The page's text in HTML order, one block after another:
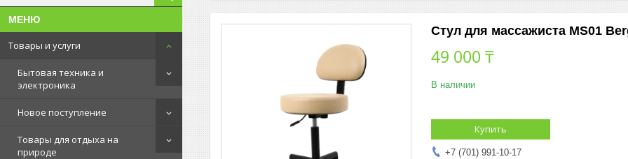
Товары и услуги
Бытовая техника и
электроника
Новое поступление
Товары для отдыха на
природе
Стул для массажиста MS01
49 000 ₸
В наличии
Купить
+7 (701) 991-10-17